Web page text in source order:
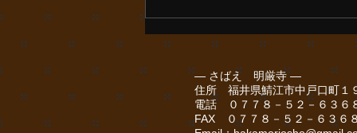
― さばえ 明厳寺 ―
住所 福井県鯖江市中戸口町１
電話 ０７７８－５２－６３６
FAX ０７７８－５２－６３６